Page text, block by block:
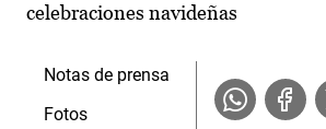
celebraciones navideñas
Notas de prensa
Fotos